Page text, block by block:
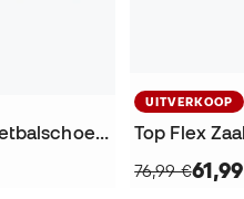
Tiempo Street Gato Zaalvoetbalschoenen
UITVERKOOP
Top Flex
76,99 €